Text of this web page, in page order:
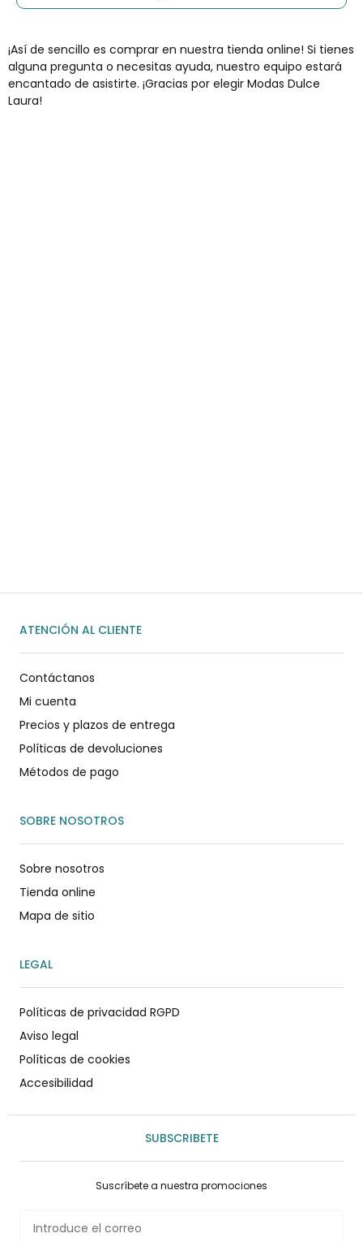
¡Así de sencillo es comprar en nuestra tienda online! Si tienes
alguna pregunta o necesitas ayuda, nuestro equipo estará
encantado de asistirte. ¡Gracias por elegir Modas Dulce
Laura!
ATENCIÓN AL CLIENTE
Contáctanos
Mi cuenta
Precios y plazos de entrega
Políticas de devoluciones
Métodos de pago
SOBRE NOSOTROS
Sobre nosotros
Tienda online
Mapa de sitio
LEGAL
Políticas de privacidad RGPD
Aviso legal
Políticas de cookies
Accesibilidad
SUBSCRIBETE
Suscríbete a nuestra promociones